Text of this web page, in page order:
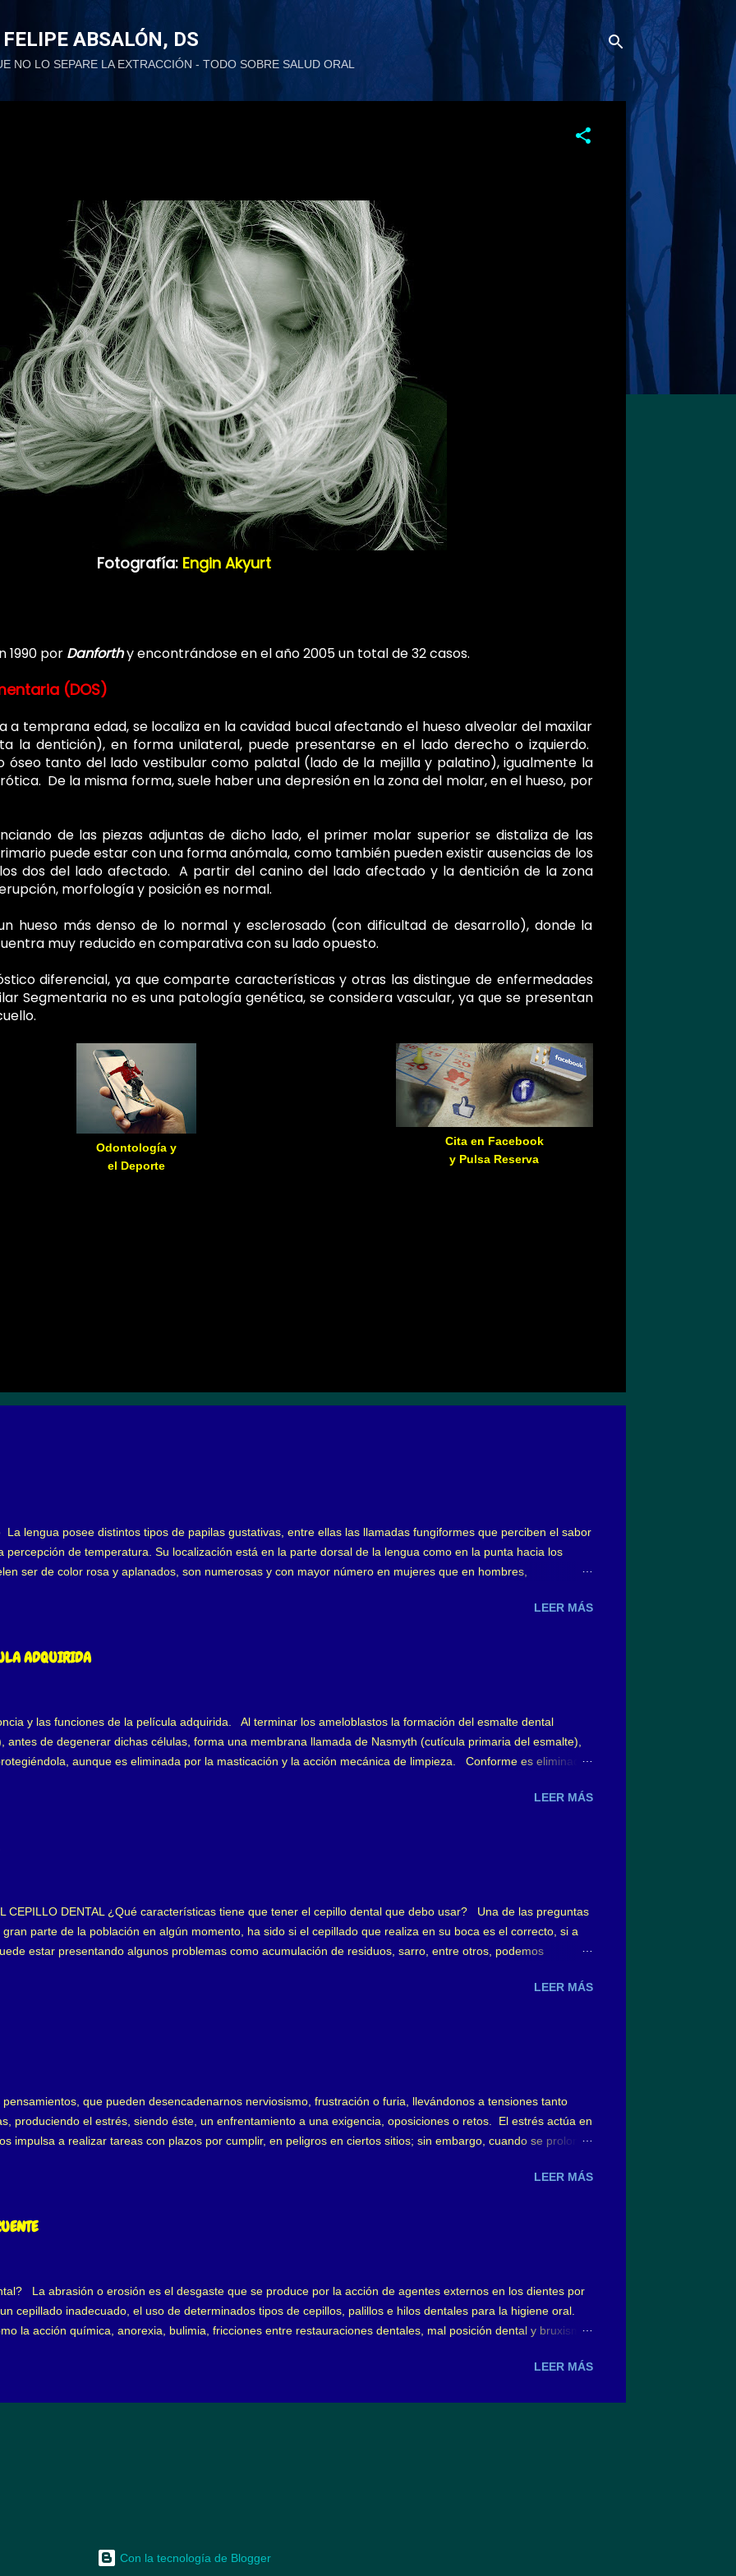
ABSALÓN, DS
NO LO SEPARE LA EXTRACCIÓN - TODO SOBRE SALUD ORAL
Fotografía: Engin Akyurt
1990 por Danforthy encontrándose en el año 2005 un total de 32 casos.
(DOS)
a temprana edad, se localiza en la cavidad bucal afectando el hueso alveolar del maxilar
la dentición), en forma unilateral, puede presentarse en el lado derecho o izquierdo.
óseo tanto del lado vestibular como palatal (lado de la mejilla y palatino), igualmente la
De la misma forma, suele haber una depresión en la zona del molar, en el hueso, por
de las piezas adjuntas de dicho lado, el primer molar superior se distaliza de las
puede estar con una forma anómala, como también pueden existir ausencias de los
dos del lado afectado. A partir del canino del lado afectado y la dentición de la zona
morfología y posición es normal.
hueso más denso de lo normal y esclerosado (con dificultad de desarrollo), donde la
muy reducido en comparativa con su lado opuesto.
diferencial, ya que comparte características y otras las distingue de enfermedades
Segmentariano es una patología genética, se considera vascular, ya que se presentan
Cita en Facebook
y Pulsa Reserva
Odontología y
el Deporte
La lengua posee distintos tipos de papilas gustativas, entre ellas las llamadas fungiformes que perciben el sabor
percepción de temperatura. Su localización está en la parte dorsal de la lengua como en la punta hacia los
ser de color rosa y aplanados, son numerosas y con mayor número en mujeres que en hombres,
frecuencia en el sexo femenino joven, pero afecta a la población en general, un 50% aproximadamente;
que es generada por estrés, cambios hormonales, problemas gastrointestinales, por cierto tipo de
LEER MÁS
ADQUIRIDA
y las funciones de la película adquirida. Al terminar los ameloblastos la formación del esmalte dental
antes de degenerar dichas células, forma una membrana llamada de Nasmyth (cutícula primaria del esmalte),
aunque es eliminada por la masticación y la acción mecánica de limpieza. Conforme es eliminada,
es estéril, cubriendo todos los tejidos bucales, formada en segundos. Sobre la hidroxiapatita del esmalte,
Las glucoproteínas tanto ácidas como básicas o alcalinas, se unen a esta capa iónica denominada capa de
LEER MÁS
CEPILLO DENTAL ¿Qué características tiene que tener el cepillo dental que debo usar? Una de las preguntas
parte de la población en algún momento, ha sido si el cepillado que realiza en su boca es el correcto, si a
estar presentando algunos problemas como acumulación de residuos, sarro, entre otros, podemos
en el mercado tantas marcas y cepillos dentales, donde somos bombardeados por los distintos diseños,
e indispensable de nuestra boca y debemos realizarlo a diario. Empecemos por el tipo de cepillo, existiendo
LEER MÁS
que pueden desencadenarnos nerviosismo, frustración o furia, llevándonos a tensiones tanto
produciendo el estrés, siendo éste, un enfrentamiento a una exigencia, oposiciones o retos. El estrés actúa en
impulsa a realizar tareas con plazos por cumplir, en peligros en ciertos sitios; sin embargo, cuando se prolonga
es un estrés crónico y justo éste, genera problemas en la salud. Entre ellos, lo que yo suelo denominar el “arte”
apretando sus dientes superiores contra los inferiores, a lo que se denomina bruxismo ...
LEER MÁS
La abrasión o erosión es el desgaste que se produce por la acción de agentes externos en los dientes por
cepillado inadecuado, el uso de determinados tipos de cepillos, palillos e hilos dentales para la higiene oral.
la acción química, anorexia, bulimia, fricciones entre restauraciones dentales, mal posición dental y bruxismo
tenemos 3 texturas principales, independientemente del diseño de los mismos, cerdas de textura dura,LEER MÁS
Con la tecnología de Blogger